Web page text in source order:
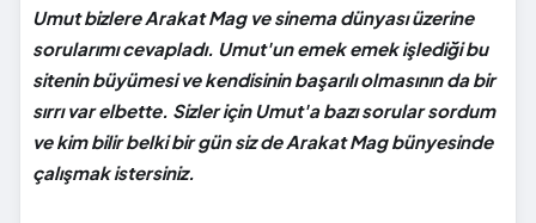
Umut bizlere Arakat Mag ve sinema dünyası üzerine
sorularımı cevapladı. Umut'un emek emek işlediği bu
sitenin büyümesi ve kendisinin başarılı olmasının da bir
sırrı var elbette. Sizler için Umut'a bazı sorular sordum
ve kim bilir belki bir gün siz de Arakat Mag bünyesinde
çalışmak istersiniz.